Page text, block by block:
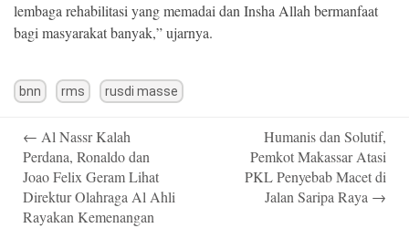
lembaga rehabilitasi yang memadai dan Insha Allah bermanfaat
bagi masyarakat banyak,” ujarnya.
bnn rms rusdi masse
navigation
← Al Nassr Kalah
Perdana, Ronaldo dan
Joao Felix Geram Lihat
Direktur Olahraga Al Ahli
Rayakan Kemenangan
Humanis dan Solutif,
Pemkot Makassar Atasi
PKL Penyebab Macet di
Jalan Saripa Raya →